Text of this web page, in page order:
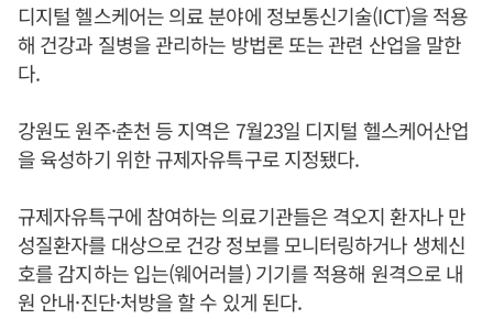
디지털 헬스케어는 의료 분야에 정보통신기술(ICT)을 적용
해 건강과 질병을 관리하는 방법론 또는 관련 산업을 말한
다.
강원도 원주·춘천 등 지역은 7월23일 디지털 헬스케어산업
을 육성하기 위한 규제자유특구로 지정됐다.
규제자유특구에 참여하는 의료기관들은 격오지 환자나 만
성질환자를 대상으로 건강 정보를 모니터링하거나 생체신
호를 감지하는 입는(웨어러블) 기기를 적용해 원격으로 내
원 안내·진단·처방을 할 수 있게 된다.